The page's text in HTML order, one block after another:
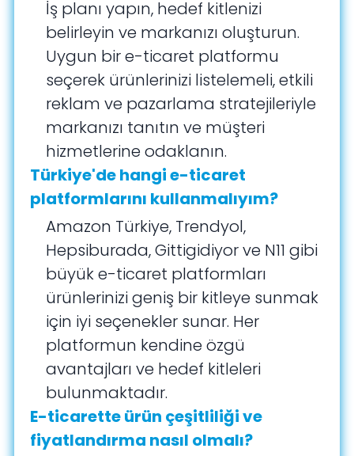
İş planı yapın, hedef kitlenizi
belirleyin ve markanızı oluşturun.
Uygun bir e-ticaret platformu
seçerek ürünlerinizi listelemeli, etkili
reklam ve pazarlama stratejileriyle
markanızı tanıtın ve müşteri
hizmetlerine odaklanın.
Türkiye'de hangi e-ticaret
platformlarını kullanmalıyım?
Amazon Türkiye, Trendyol,
Hepsiburada, Gittigidiyor ve N11 gibi
büyük e-ticaret platformları
ürünlerinizi geniş bir kitleye sunmak
için iyi seçenekler sunar. Her
platformun kendine özgü
avantajları ve hedef kitleleri
bulunmaktadır.
E-ticarette ürün çeşitliliği ve
fiyatlandırma nasıl olmalı?